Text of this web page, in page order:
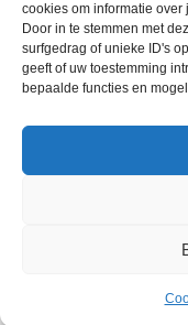
cookies om informatie
Door in te stemmen met
surfgedrag of unieke ID's
geeft of uw toestemming
bepaalde functies en
Zoeken